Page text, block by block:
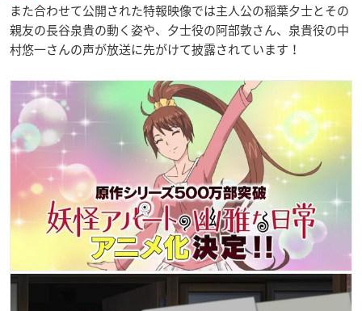
また合わせて公開された特報映像では主人公の稲葉夕士とその
親友の長谷泉貴の動く姿や、夕士役の阿部敦さん、泉貴役の中
村悠一さんの声が放送に先がけて披露されています！